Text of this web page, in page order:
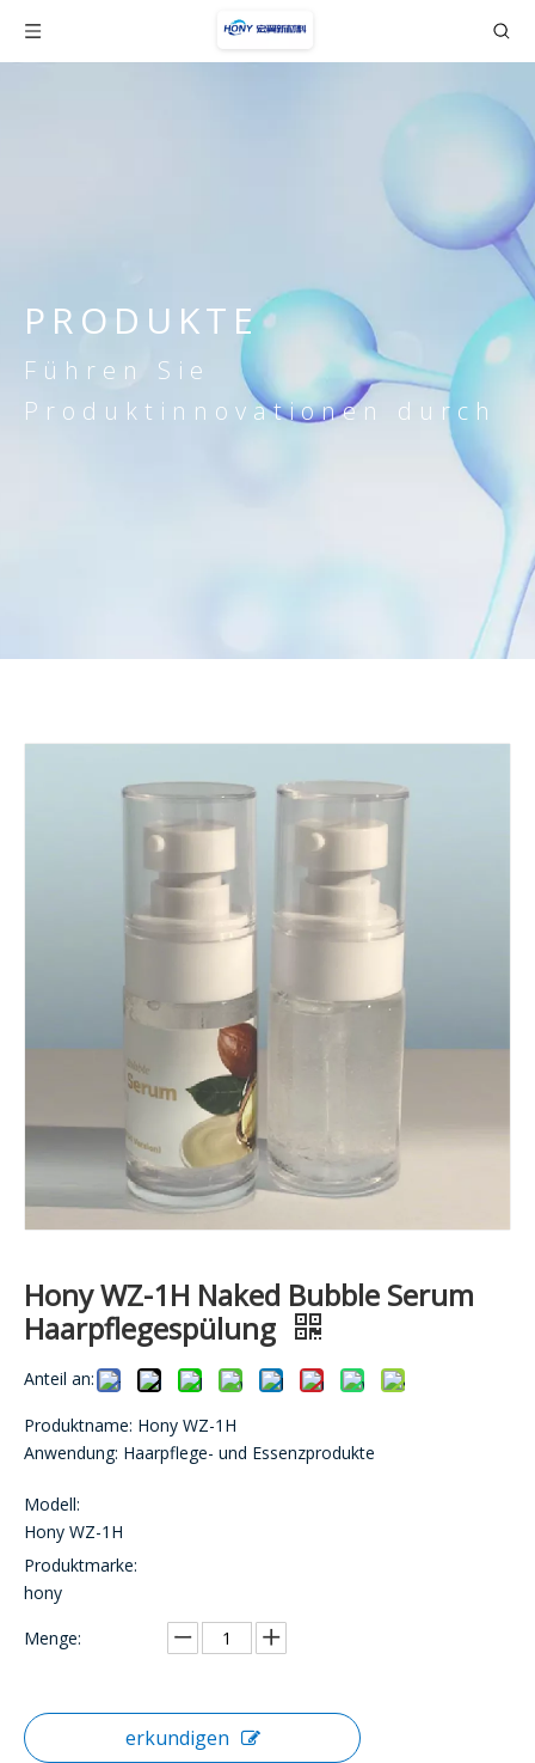
PRODUKTE
Führen Sie
Produktinnovationen durch
Hony WZ-1H Naked Bubble Serum
Haarpflegespülung
Anteil an:
Produktname: Hony WZ-1H
Anwendung: Haarpflege- und Essenzprodukte
Modell:
Hony WZ-1H
Produktmarke:
hony
Menge:
erkundigen